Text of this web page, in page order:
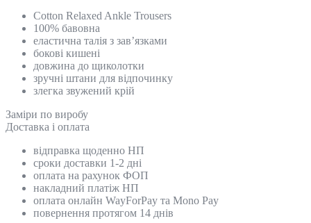
Cotton Relaxed Ankle Trousers
100% бавовна
еластична талія з зав’язками
бокові кишені
довжина до щиколотки
зручні штани для відпочинку
злегка звужений крій
Замiри по виробу
Доставка і оплата
відправка щоденно НП
сроки доставки 1-2 дні
оплата на рахунок ФОП
накладний платіж НП
оплата онлайн WayForPay та Mono Pay
повернення протягом 14 днів